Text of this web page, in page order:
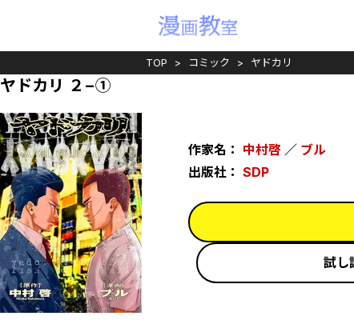
TOP コミック ヤドカリ
ヤドカリ ２−①
作家名： 中村啓 ／ ブル
出版社： SDP
試し